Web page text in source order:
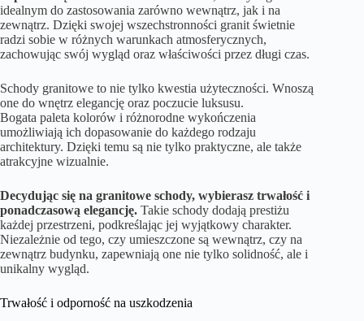
idealnym do zastosowania zarówno wewnątrz, jak i na
zewnątrz. Dzięki swojej wszechstronności granit świetnie
radzi sobie w różnych warunkach atmosferycznych,
zachowując swój wygląd oraz właściwości przez długi czas.
Schody granitowe to nie tylko kwestia użyteczności. Wnoszą
one do wnętrz elegancję oraz poczucie luksusu.
Bogata paleta kolorów i różnorodne wykończenia
umożliwiają ich dopasowanie do każdego rodzaju
architektury. Dzięki temu są nie tylko praktyczne, ale także
atrakcyjne wizualnie.
Decydując się na granitowe schody, wybierasz trwałość i
ponadczasową elegancję. Takie schody dodają prestiżu
każdej przestrzeni, podkreślając jej wyjątkowy charakter.
Niezależnie od tego, czy umieszczone są wewnątrz, czy na
zewnątrz budynku, zapewniają one nie tylko solidność, ale i
unikalny wygląd.
Trwałość i odporność na uszkodzenia